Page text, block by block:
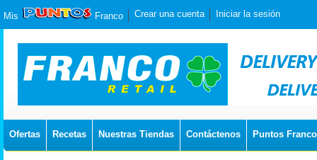
Mis Franco Crear una cuenta Iniciar la sesión
Ofertas Recetas Nuestras Tiendas Contáctenos Puntos Franco